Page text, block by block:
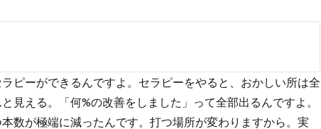
ピーができるんですよ。セラピーをやると、おかしい所は全
見える。「何%の改善をしました」って全部出るんですよ。
数が極端に減ったんです。打つ場所が変わりますから。実